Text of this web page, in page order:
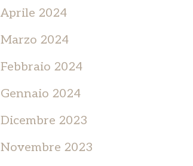
Aprile 2024
Marzo 2024
Febbraio 2024
Gennaio 2024
Dicembre 2023
Novembre 2023